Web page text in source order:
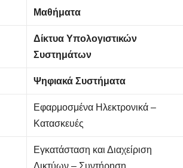
Μαθήματα
Δίκτυα Υπολογιστικών
Συστημάτων
Ψηφιακά Συστήματα
Εφαρμοσμένα Ηλεκτρονικά –
Κατασκευές
Εγκατάσταση και Διαχείριση
Δικτύων – Συντήρηση